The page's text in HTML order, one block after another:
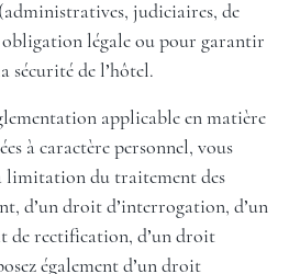
judiciaires, de
obligation légale ou pour garantir
sécurité de l’hôtel.
applicable en matière
à caractère personnel, vous
limitation du traitement des
d’un droit d’interrogation, d’un
de rectification, d’un droit
également d’un droit